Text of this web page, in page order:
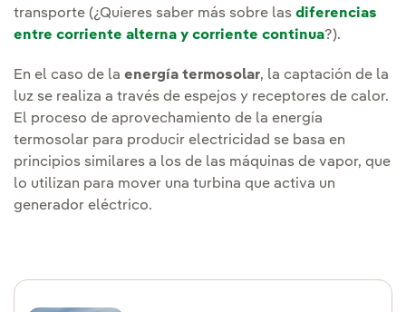
transporte (¿Quieres saber más sobre las diferencias
entre corriente alterna y corriente continua?).
En el caso de la energía termosolar, la captación de la
luz se realiza a través de espejos y receptores de calor.
El proceso de aprovechamiento de la energía
termosolar para producir electricidad se basa en
principios similares a los de las máquinas de vapor, que
lo utilizan para mover una turbina que activa un
generador eléctrico.